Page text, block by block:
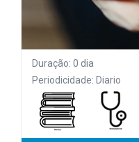
Duração: 0 dia
Periodicidade: Diario